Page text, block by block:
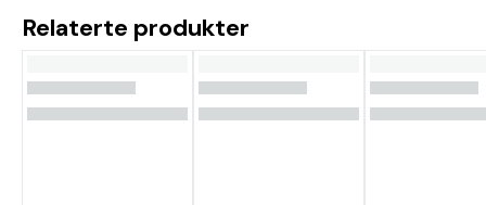
Relaterte produkter